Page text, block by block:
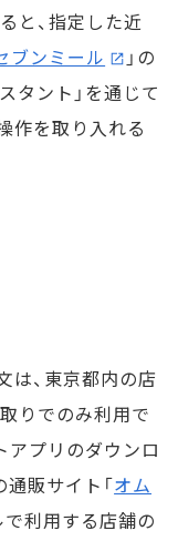
と、指定した近
ブンミール
」の
タント」を通じて
作を取り入れる
、東京都内の店
りでのみ利用で
アプリのダウンロ
販サイト「オム
で利用する店舗の